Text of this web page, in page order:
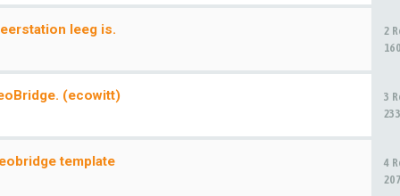
leeg is.
2
(ecowitt)
3
template
4